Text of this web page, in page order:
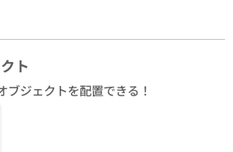
ト
ブジェクトを配置できる！